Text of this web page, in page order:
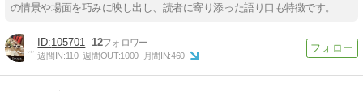
の情景や場面を巧みに映し出し、読者に寄り添った語り口も特徴です。
105701 12
週間IN:110 週間OUT:1000 月間IN:460